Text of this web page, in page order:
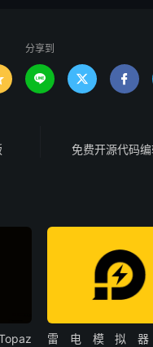
分享到
  
免费开源代码
雷电模拟器